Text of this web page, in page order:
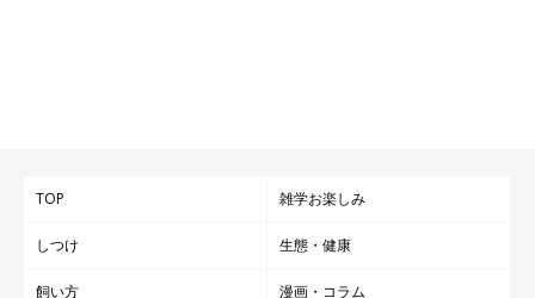
TOP 雑学お楽しみ
しつけ 生態・健康
飼い方 漫画・コラム